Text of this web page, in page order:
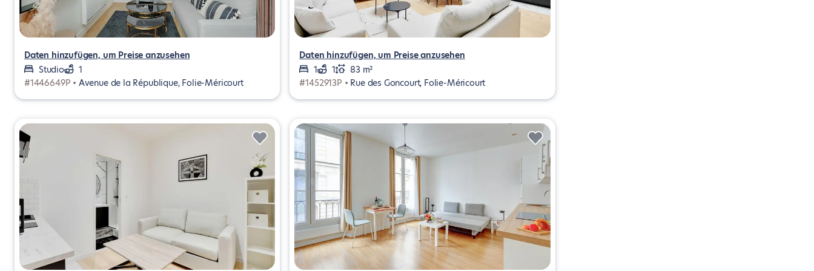
Daten hinzufügen, um Preise anzusehen
Studio
1
#1446649P • Avenue de la République, Folie-Méricourt
Daten hinzufügen, um Preise anzusehen
1
1
83 m²
#1452913P • Rue des Goncourt, Folie-Méricourt